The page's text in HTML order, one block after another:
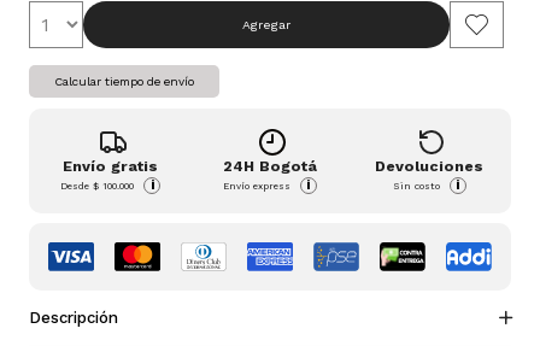
Agregar
Calcular tiempo de envío
Envío gratis
Desde$ 100.000 i
24H Bogotá
Envío express i
Devoluciones
Sin costo i
Descripción